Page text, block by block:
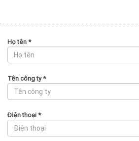
Họ tên*
Tên công ty*
Điện thoại*